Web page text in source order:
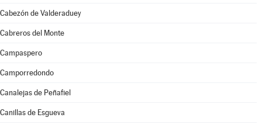
Cabezón de Valderaduey
Cabreros del Monte
Campaspero
Camporredondo
Canalejas de Peñafiel
Canillas de Esgueva